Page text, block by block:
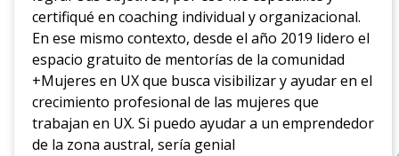
certifiqué en coaching individual y organizacional.
En ese mismo contexto, desde el año 2019 lidero el
espacio gratuito de mentorías de la comunidad
+Mujeres en UX que busca visibilizar y ayudar en el
crecimiento profesional de las mujeres que
trabajan en UX. Si puedo ayudar a un emprendedor
de la zona austral, sería genial